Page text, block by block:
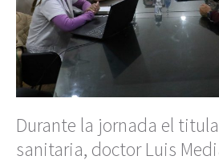
Durante la jornada el
sanitaria, doctor Luis